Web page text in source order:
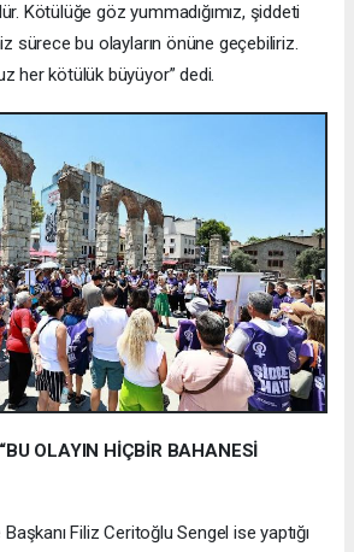
Kötülüğe göz yummadığımız, şiddeti
sürece bu olayların önüne geçebiliriz.
her kötülük büyüyor” dedi.
OLAYIN HİÇBİR BAHANESİ
Filiz Ceritoğlu Sengel ise yaptığı